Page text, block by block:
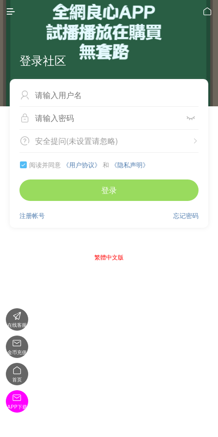
 
登录社区

 
 
安全提问(未设置请忽略)
 阅读并同意 《用户协议》 和 《隐私声明》
登录
忘记密码
注册帐号
繁體中文版

在线客服

金币充值

首页

APP下载